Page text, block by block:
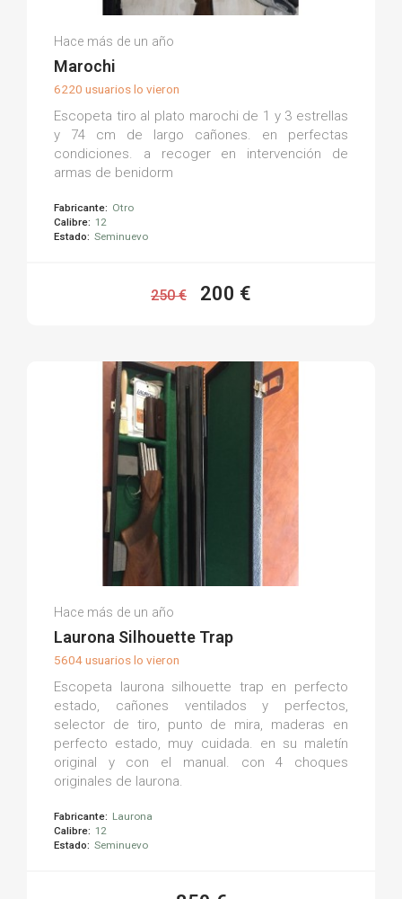
Mariano G.
Hace más de un año
Marochi
6220 usuarios lo vieron
Escopeta tiro al plato marochi de 1 y 3 estrellas
y 74 cm de largo cañones. en perfectas
condiciones. a recoger en intervención de
armas de benidorm
Fabricante: Otro
Calibre: 12
Estado: Seminuevo
250 € 200 €
Oscar F.
Hace más de un año
Laurona Silhouette Trap
5604 usuarios lo vieron
Escopeta laurona silhouette trap en perfecto
estado, cañones ventilados y perfectos,
selector de tiro, punto de mira, maderas en
perfecto estado, muy cuidada. en su maletín
original y con el manual. con 4 choques
originales de laurona.
Fabricante: Laurona
Calibre: 12
Estado: Seminuevo